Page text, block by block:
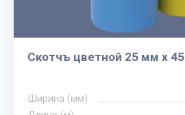
Скотчъ цветной 25 мм х
Ширина (мм)